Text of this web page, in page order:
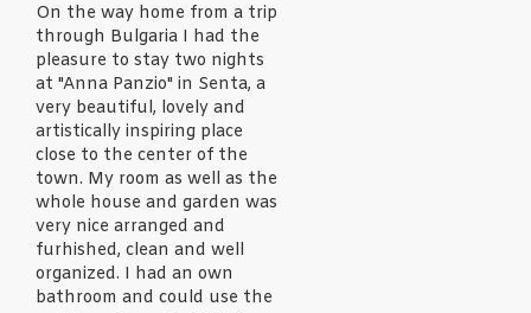
On the way home from a trip
through Bulgaria I had the
pleasure to stay two nights
at "Anna Panzio" in Senta, a
very beautiful, lovely and
artistically inspiring place
close to the center of the
town. My room as well as the
whole house and garden was
very nice arranged and
furhished, clean and well
organized. I had an own
bathroom and could use the